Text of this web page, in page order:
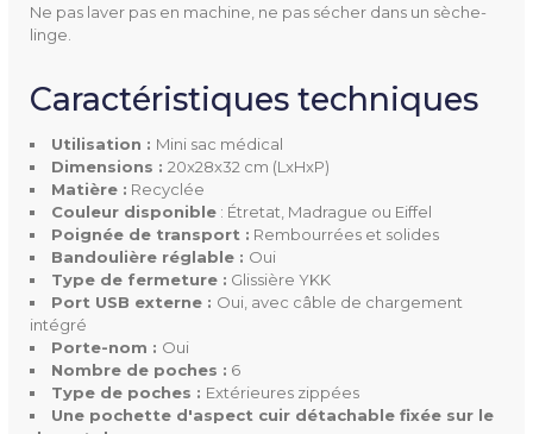
Ne pas laver pas en machine, ne pas sécher dans un sèche-
linge.
Caractéristiques techniques
Utilisation : Mini sac médical
Dimensions : 20x28x32 cm (LxHxP)
Matière : Recyclée
Couleur disponible: Étretat, Madrague ou Eiffel
Poignée de transport : Rembourrées et solides
Bandoulière réglable : Oui
Type de fermeture : Glissière YKK
Port USB externe : Oui, avec câble de chargement
intégré
Porte-nom : Oui
Nombre de poches : 6
Type de poches : Extérieures zippées
Une pochette d'aspect cuir détachable fixée sur le
Référence
Utilisation
Dimensions 20x28x32 cm (LxHxP)
Matière Recyclée
Poignée De Transport
Type De Fermeture Glissière YKK